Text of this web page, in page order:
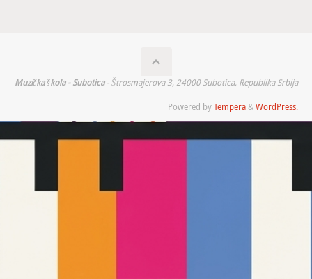
Muzička škola - Subotica- Štrosmajerova 3, 24000 Subotica, Republika Srbija
Powered byTempera&WordPress.